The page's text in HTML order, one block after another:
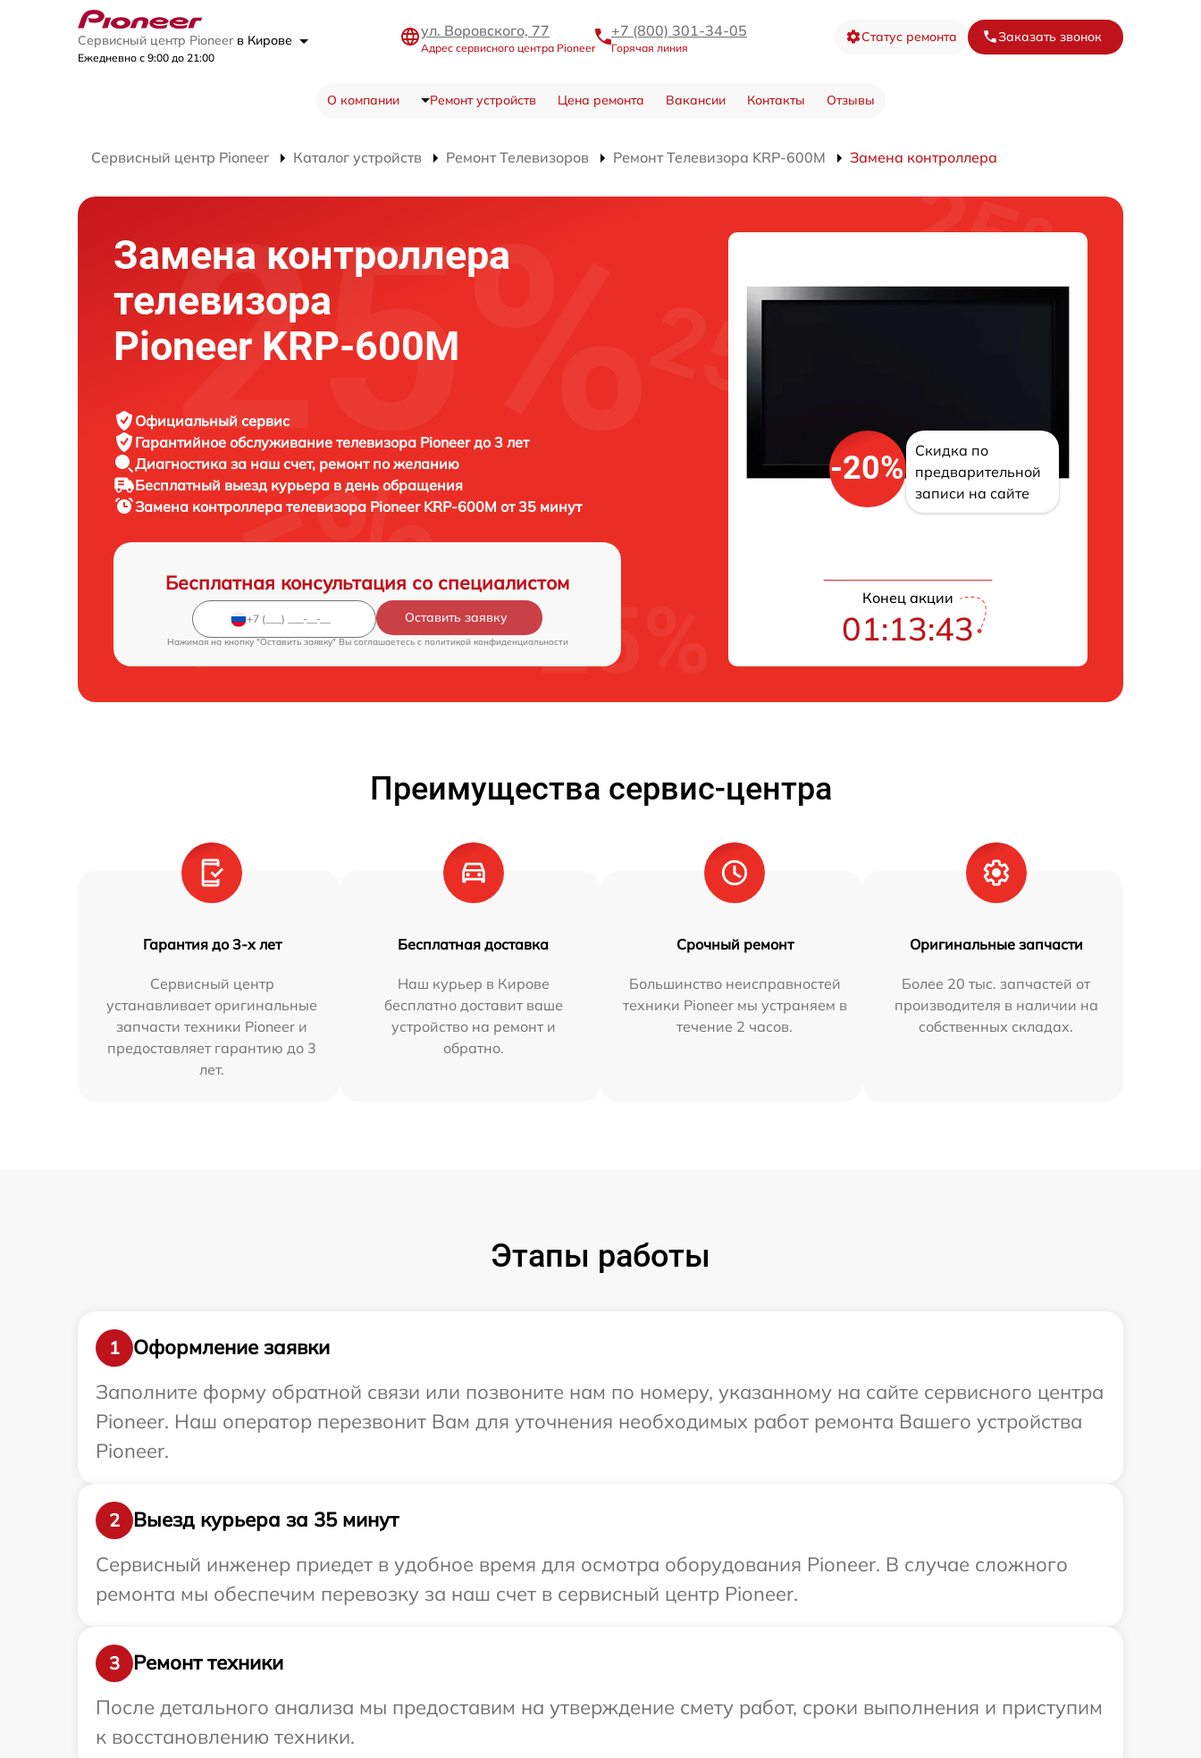
Сервисный центр Pioneer в Кирове
Ежедневно с 9:00 до 21:00
ул. Воровского, 77
Адрес сервисного центра Pioneer
+7 (800) 301-34-05
Горячая линия
Статус ремонта Заказать звонок
О компании Ремонт устройств Цена ремонта Вакансии Контакты Отзывы
Сервисный центр Pioneer Каталог устройств Ремонт Телевизоров Ремонт Телевизора KRP-600M Замена контроллера
Замена контроллера
телевизора
Pioneer KRP-600M
Официальный сервис
Гарантийное обслуживание телевизора Pioneer до 3 лет
Диагностика за наш счет, ремонт по желанию
Бесплатный выезд курьера в день обращения
Замена контроллера телевизора Pioneer KRP-600M от 35 минут
Бесплатная консультация со специалистом
Оставить заявку
Нажимая на кнопку "Оставить заявку" Вы соглашаетесь c политикой конфиденциальности
-20%
Скидка по
предварительной
записи на сайте
Конец акции
01:13:42
Преимущества сервис-центра
Гарантия до 3-х лет
Сервисный центр
устанавливает оригинальные
запчасти техники Pioneer и
предоставляет гарантию до 3
лет.
Бесплатная доставка
Наш курьер в Кирове
бесплатно доставит ваше
устройство на ремонт и
обратно.
Срочный ремонт
Большинство неисправностей
техники Pioneer мы устраняем в
течение 2 часов.
Оригинальные запчасти
Более 20 тыс. запчастей от
производителя в наличии на
собственных складах.
Этапы работы
1
Оформление заявки
Заполните форму обратной связи или позвоните нам по номеру, указанному на сайте сервисного центра
Pioneer. Наш оператор перезвонит Вам для уточнения необходимых работ ремонта Вашего устройства
Pioneer.
2
Выезд курьера за 35 минут
Сервисный инженер приедет в удобное время для осмотра оборудования Pioneer. В случае сложного
ремонта мы обеспечим перевозку за наш счет в сервисный центр Pioneer.
3
Ремонт техники
После детального анализа мы предоставим на утверждение смету работ, сроки выполнения и приступим
к восстановлению техники.